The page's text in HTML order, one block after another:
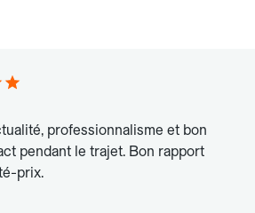
professionnalisme et bon
pendant le trajet. Bon rapport
prix.